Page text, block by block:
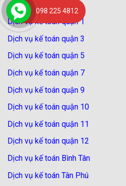
Dịch vụ kế toán quận 1
Dịch vụ kế toán quận 3
Dịch vụ kế toán quận 5
Dịch vụ kế toán quận 7
Dịch vụ kế toán quận 9
Dịch vụ kế toán quận 10
Dịch vụ kế toán quận 11
Dịch vụ kế toán quận 12
Dịch vụ kế toán Bình Tân
Dịch vụ kế toán Tân Phú
098 225 4812